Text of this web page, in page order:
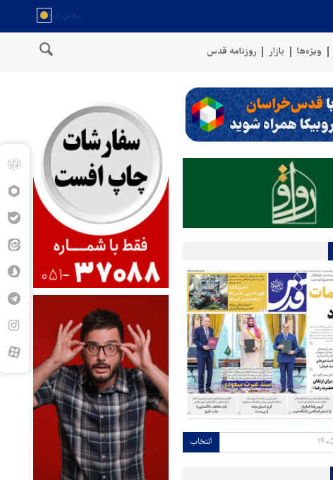
ویژه‌ها بازار روزنامه قدس
عمان سخنگوی نیروهای مسلح یمن: کشتی نفتی عربستان را با موشک
انتخاب